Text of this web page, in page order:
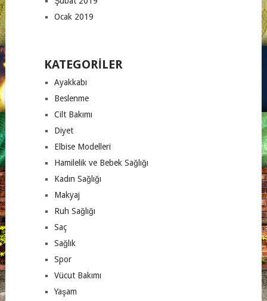
Ocak 2019
KATEGORILER
Ayakkabı
Beslenme
Cilt Bakımı
Diyet
Elbise Modelleri
Hamilelik ve Bebek Sağlığı
Kadın Sağlığı
Makyaj
Ruh Sağlığı
Saç
Sağlık
Spor
Vücut Bakımı
Yaşam